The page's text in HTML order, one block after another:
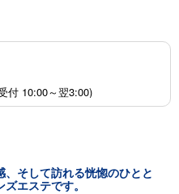
付 10:00～翌3:00)
そして訪れる恍惚のひとと
エステです。